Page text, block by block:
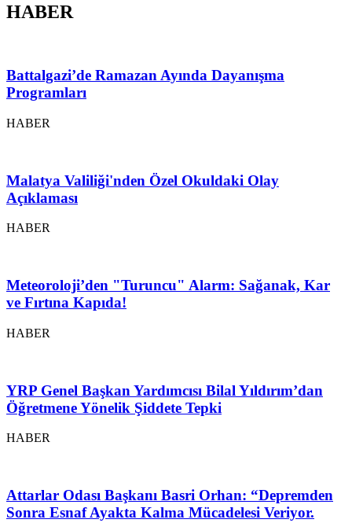
HABER
Battalgazi’de Ramazan Ayında Dayanışma
Programları
HABER
Malatya Valiliği'nden Özel Okuldaki Olay
Açıklaması
HABER
Meteoroloji’den "Turuncu" Alarm: Sağanak, Kar
ve Fırtına Kapıda!
HABER
YRP Genel Başkan Yardımcısı Bilal Yıldırım’dan
Öğretmene Yönelik Şiddete Tepki
HABER
Attarlar Odası Başkanı Basri Orhan: “Depremden
Sonra Esnaf Ayakta Kalma Mücadelesi Veriyor.